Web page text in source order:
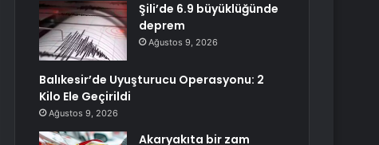
Şili’de 6.9 büyüklüğünde
deprem
Ağustos 9, 2026
Balıkesir’de Uyuşturucu Operasyonu: 2
Kilo Ele Geçirildi
Ağustos 9, 2026
Akaryakıta bir zam